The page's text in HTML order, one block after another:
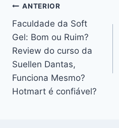
Navegação
de
Post
ANTERIOR
Faculdade da Soft
Gel: Bom ou Ruim?
Review do curso da
Suellen Dantas,
Funciona Mesmo?
Hotmart é confiável?